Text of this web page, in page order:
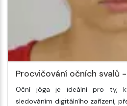
Procvičování očních svalů
Oční jóga je ideální pro ty,
sledováním digitálního zařízení,